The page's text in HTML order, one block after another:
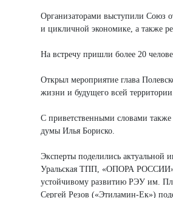
Организаторами выступили Союз
и цикличной экономике, а также
На встречу пришли более 20
Открыл мероприятие глава
жизни и будущего всей
С приветственными словами
думы Илья Бориско.
Эксперты поделились актуальной
Уральская ТПП, «ОПОРА РОССИИ»)
устойчивому развитию РЭУ им.
Сергей Резов («Этиламин-Ек»)